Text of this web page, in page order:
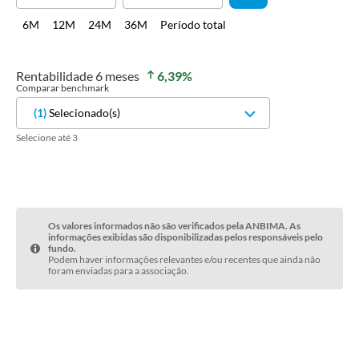
6M 12M 24M 36M Período total
Rentabilidade 6 meses 6,39%
Comparar benchmark
(1)Selecionado(s)
Selecione até 3
Os valores informados não são verificados pela ANBIMA. As
informações exibidas são disponibilizadas pelos responsáveis pelo
fundo.
Podem haver informações relevantes e/ou recentes que ainda não
foram enviadas para a associação.